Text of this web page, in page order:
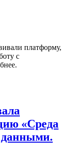
платформу,
с
«Среда